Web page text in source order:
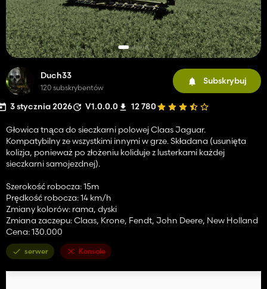
Duch33
120 subskrybentów
Subskrybuj
3 stycznia 2026 V1.0.0.0 12 780
Głowica tnąca do sieczkarni polowej Claas Jaguar.
Kompatybilny ze wszystkimi innymi w grze. Składana (usunięta
kolizja, ponieważ po złożeniu koliduje z lusterkami każdej
sieczkarni samojezdnej).
Szerokość robocza: 15m
Prędkość robocza: 14 km/h
Zmiany kolorów: rama, dyski
Zmiana zaczepu: Claas, Krone, Fendt, John Deere, New Holland
Cena: 130.000
serwer Konsole